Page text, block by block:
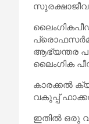
ആഭ്യന്തര
ലൈംഗിക
കാരക്കല്‍
വകുപ്പ്
ഇതില്‍ ഒരു